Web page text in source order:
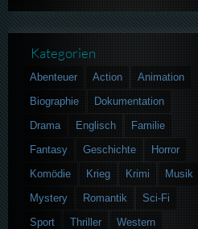
Kategorien
Abenteuer Action
Animation
Biographie
Dokumentation
Drama
Englisch
Familie
Fantasy
Geschichte
Horror
Komödie
Krieg Krimi
Musik
Mystery
Romantik
Sci-Fi
Sport
Thriller
Western